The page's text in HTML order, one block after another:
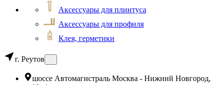
Аксессуары для плинтуса
Аксессуары для профиля
Клея, герметики
г. Реутов
шоссе Автомагистраль Москва - Нижний Новгород,